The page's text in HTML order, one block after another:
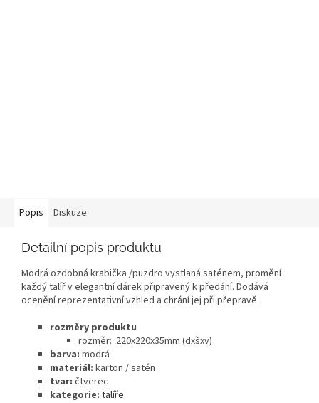
Popis Diskuze
Detailní popis produktu
Modrá ozdobná krabička /puzdro vystlaná saténem, ​​promění
každý talíř v elegantní dárek připravený k předání. Dodává
ocenění reprezentativní vzhled a chrání jej při přepravě.
rozměry produktu
rozměr: 220x220x35mm (dxšxv)
barva: modrá
materiál: karton / satén
tvar: čtverec
kategorie: talíře